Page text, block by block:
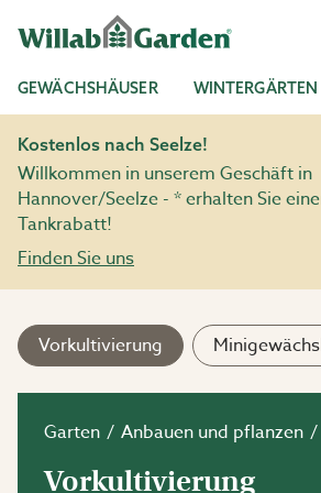
GEWÄCHSHÄUSER WINTERGÄRTEN
Kostenlos nach Seelze!
Willkommen in unserem Geschäft in
Hannover/Seelze - * erhalten Sie
Tankrabatt!
Finden Sie uns
Vorkultivierung
Garten Anbauen und pflanzen
Vorkultivierung